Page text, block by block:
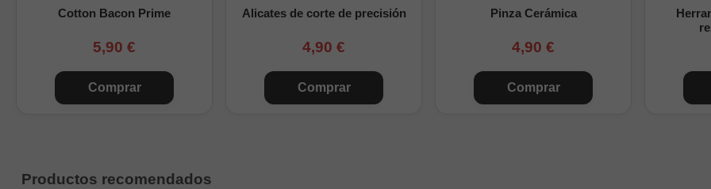
Está diseñada para calada RDL,
golpe de garganta, sabor y vapor.
¿Qué vida útil tienen?Con un buen mantenimiento, ofrecen mayor durabilidad que las
prefabricadas, dependiendo del líquido y uso.
Cotton Bacon Prime
5,90 €
Comprar
Alicates de corte de precisión
4,90 €
Comprar
Pinza Cerámica
4,90 €
Comprar
Productos recomendados